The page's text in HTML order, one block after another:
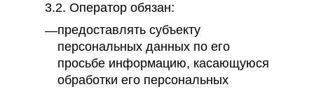
3.2. Оператор обязан:
предоставлять субъекту
персональных данных по его
просьбе информацию, касающуюся
обработки его персональных